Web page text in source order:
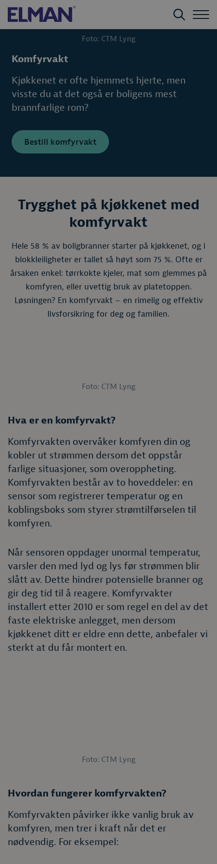
Foto: CTM Lyng
Komfyrvakt
Kjøkkenet er ofte hjemmets hjerte, men
visste du at det også er boligens mest
brannfarlige rom?
Bestill komfyrvakt
Trygghet på kjøkkenet med
komfyrvakt
Hele 58 % av boligbranner starter på kjøkkenet, og i
blokkleiligheter er tallet så høyt som 75 %. Ofte er
årsaken enkel: tørrkokte kjeler, mat som glemmes på
komfyren, eller uvettig bruk av platetoppen.
Løsningen? En komfyrvakt – en rimelig og effektiv
livsforsikring for deg og familien.
Foto: CTM Lyng
Hva er en komfyrvakt?
Komfyrvakten overvåker komfyren din og
kobler ut strømmen dersom det oppstår
farlige situasjoner, som overoppheting.
Komfyrvakten består av to hoveddeler: en
sensor som registrerer temperatur og en
koblingsboks som styrer strømtilførselen til
komfyren.
Når sensoren oppdager unormal temperatur,
varsler den med lyd og lys før strømmen blir
slått av. Dette hindrer potensielle branner og
gir deg tid til å reagere. Komfyrvakter
installert etter 2010 er som regel en del av det
faste elektriske anlegget, men dersom
kjøkkenet ditt er eldre enn dette, anbefaler vi
sterkt at du får montert en.
Foto: CTM Lyng
Hvordan fungerer komfyrvakten?
Komfyrvakten påvirker ikke vanlig bruk av
komfyren, men trer i kraft når det er
nødvendig. For eksempel: